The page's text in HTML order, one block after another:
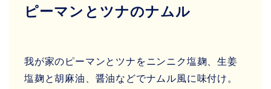
ピーマンとツナのナムル
我が家のピーマンとツナをニンニク塩麹、生姜
塩麹と胡麻油、醤油などでナムル風に味付け。